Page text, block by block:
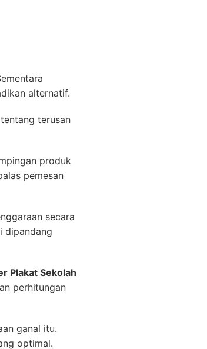
alternatif.
terusan
produk
pemesan
secara
dipandang
Plakat Sekolah
perhitungan
ganal itu.
optimal.